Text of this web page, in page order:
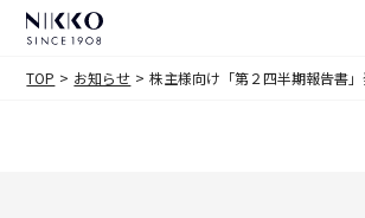
TOP お知らせ 株主様向け「第２四半期報告書